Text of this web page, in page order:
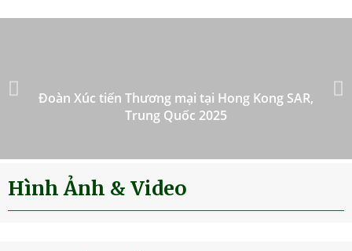
Đoàn Xúc tiến Thương mại tại Hong Kong SAR,
Trung Quốc 2025
Hình Ảnh & Video